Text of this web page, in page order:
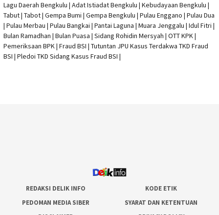
Lagu Daerah Bengkulu | Adat Istiadat Bengkulu | Kebudayaan Bengkulu |
Tabut | Tabot | Gempa Bumi | Gempa Bengkulu | Pulau Enggano | Pulau Dua
| Pulau Merbau | Pulau Bangkai | Pantai Laguna | Muara Jenggalu | Idul Fitri |
Bulan Ramadhan | Bulan Puasa | Sidang Rohidin Mersyah | OTT KPK|
Pemeriksaan BPK | Fraud BSI | Tutuntan JPU Kasus Terdakwa TKD Fraud
BSI | Pledoi TKD Sidang Kasus Fraud BSI |
REDAKSI DELIK INFO
KODE ETIK
PEDOMAN MEDIA SIBER
SYARAT DAN KETENTUAN